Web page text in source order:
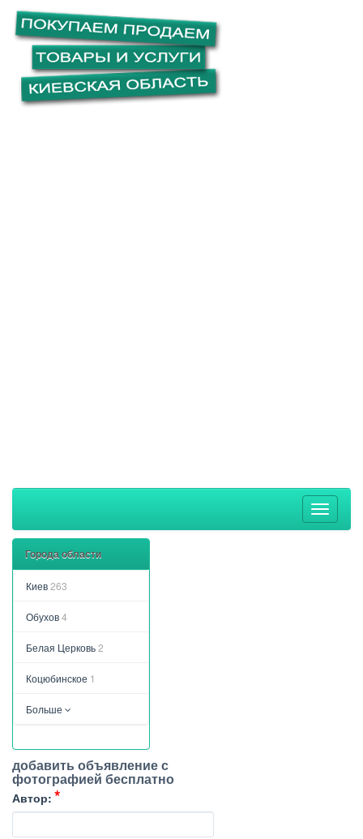
Toggle
Города области
Киев263
Обухов4
Белая Церковь2
Коцюбинское 1
Больше
добавить объявление с
фотографией бесплатно
Автор: